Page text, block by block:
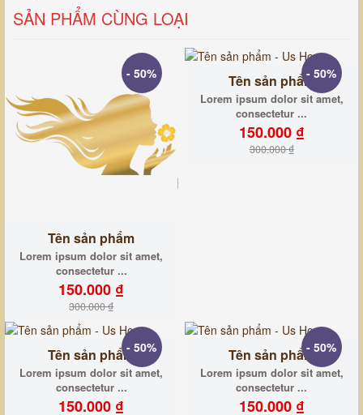
SẢN PHẨM CÙNG LOẠI
Tên sản phẩm
Lorem ipsum dolor sit amet,
consectetur ...
150.000 ₫
300.000 ₫
- 50% Tên sản phẩm
Lorem ipsum dolor sit amet,
consectetur ...
150.000 ₫
300.000 ₫
- 50%
Tên sản phẩm
Lorem ipsum dolor sit amet,
consectetur ...
150.000 ₫
- 50% Tên sản phẩm
Lorem ipsum dolor sit amet,
consectetur ...
150.000 ₫
- 50%